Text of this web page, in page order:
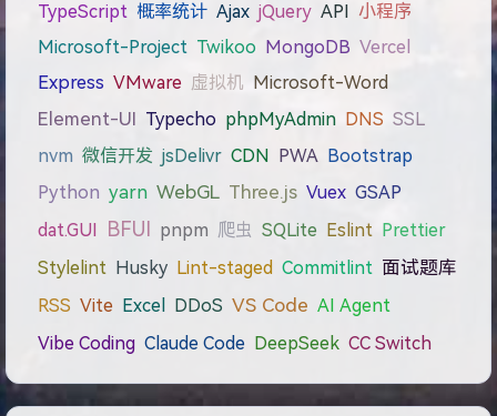
TypeScript 概率统计 Ajax jQuery API 小程序
Microsoft-Project Twikoo MongoDB Vercel
Express VMware 虚拟机 Microsoft-Word
Element-UI Typecho phpMyAdmin DNS SSL
nvm 微信开发 jsDelivr CDN PWA Bootstrap
Python yarn WebGL Three.js Vuex GSAP
dat.GUI
BFUI pnpm 爬虫 SQLite Eslint Prettier
Stylelint Husky Lint-staged Commitlint 面试题库
RSS Vite Excel DDoS VS Code AI Agent
Vibe Coding Claude Code DeepSeek CC Switch